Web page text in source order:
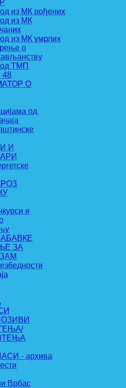
из МК рођених
из МК
из МК умрлих
о
ТМП
О
од
И
и
ЗА
- архива
Врбас